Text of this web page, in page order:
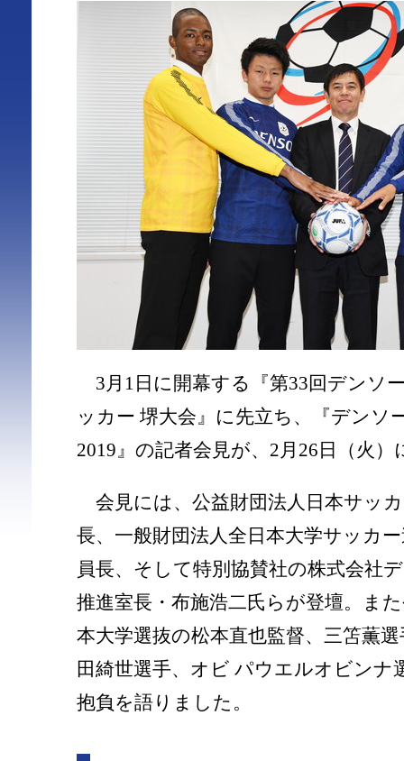
3月1日に開幕する『第33回デンソ
ッカー 堺大会』に先立ち、『デンソ
2019』の記者会見が、2月26日（火
会見には、公益財団法人日本サッ
長、一般財団法人全日本大学サッカ
員長、そして特別協賛社の株式会社
推進室長・布施浩二氏らが登壇。ま
本大学選抜の松本直也監督、三笘薫
田綺世選手、オビ パウエルオビンナ
抱負を語りました。